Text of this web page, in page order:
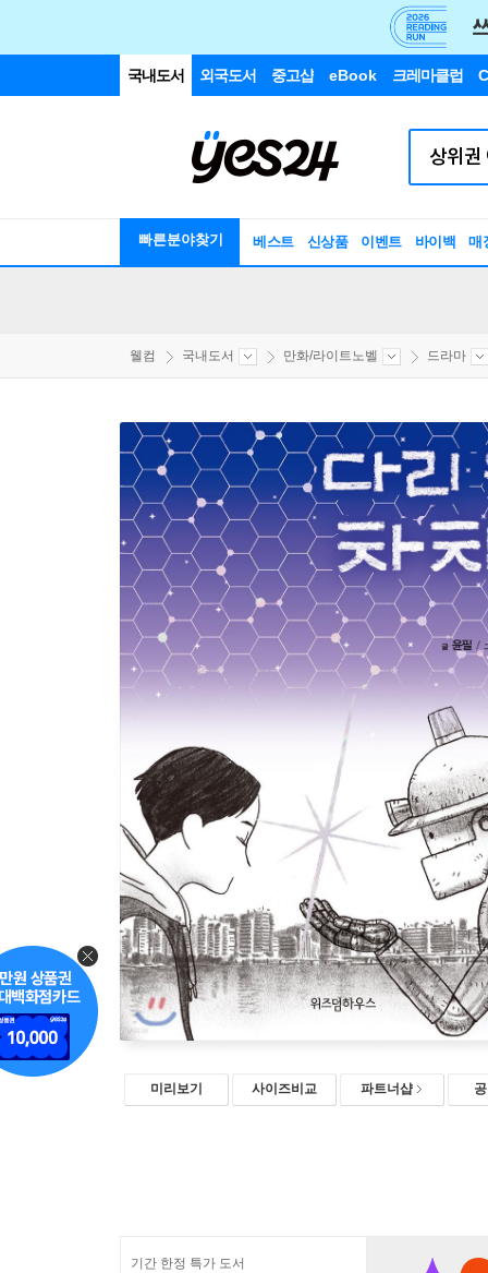
국내도서 외국도서 중고샵 eBook 크레마클럽
빠른분야찾기 베스트 신상품 이벤트 바이백 매
웰컴 국내도서 만화/라이트노벨 드라마
미리보기 사이즈비교 파트너샵
기간 한정 특가 도서